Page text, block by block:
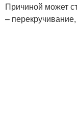
Причиной может
–